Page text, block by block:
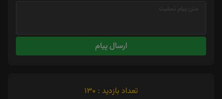
ارسال پیام
تعداد بازدید : 130